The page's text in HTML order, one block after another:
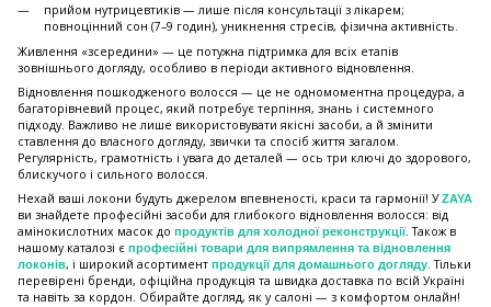
прийом нутрицевтиків — лише після консультації з лікарем;
повноцінний сон (7–9 годин), уникнення стресів, фізична активність.
Живлення «зсередини» — це потужна підтримка для всіх етапів
зовнішнього догляду, особливо в періоди активного відновлення.
Відновлення пошкодженого волосся — це не одномоментна процедура, а
багаторівневий процес, який потребує терпіння, знань і системного
підходу. Важливо не лише використовувати якісні засоби, а й змінити
ставлення до власного догляду, звички та спосіб життя загалом.
Регулярність, грамотність і увага до деталей — ось три ключі до здорового,
блискучого і сильного волосся.
Нехай ваші локони будуть джерелом впевненості, краси та гармонії! УZAYA
ви знайдете професійні засоби для глибокого відновлення волосся: від
амінокислотних масок до продуктів для холодної реконструкції. Також в
нашому каталозі є професійні товари для випрямлення та відновлення
локонів, і широкий асортимент продукції для домашнього догляду. Тільки
перевірені бренди, офіційна продукція та швидка доставка по всій Україні
та навіть за кордон. Обирайте догляд, як у салоні — з комфортом онлайн!